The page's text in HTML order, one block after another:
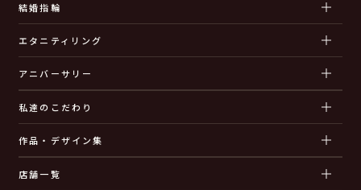
結婚指輪
エタニティリング
アニバーサリー
私達のこだわり
作品・デザイン集
店舗一覧